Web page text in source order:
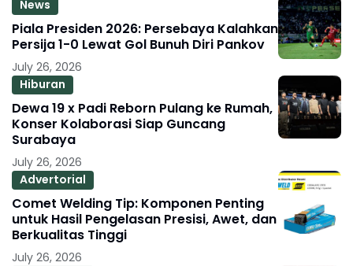
News
Piala Presiden 2026: Persebaya Kalahkan
Persija 1-0 Lewat Gol Bunuh Diri Pankov
July 26, 2026
Hiburan
Dewa 19 x Padi Reborn Pulang ke Rumah,
Konser Kolaborasi Siap Guncang
Surabaya
July 26, 2026
Advertorial
Comet Welding Tip: Komponen Penting
untuk Hasil Pengelasan Presisi, Awet, dan
Berkualitas Tinggi
July 26, 2026